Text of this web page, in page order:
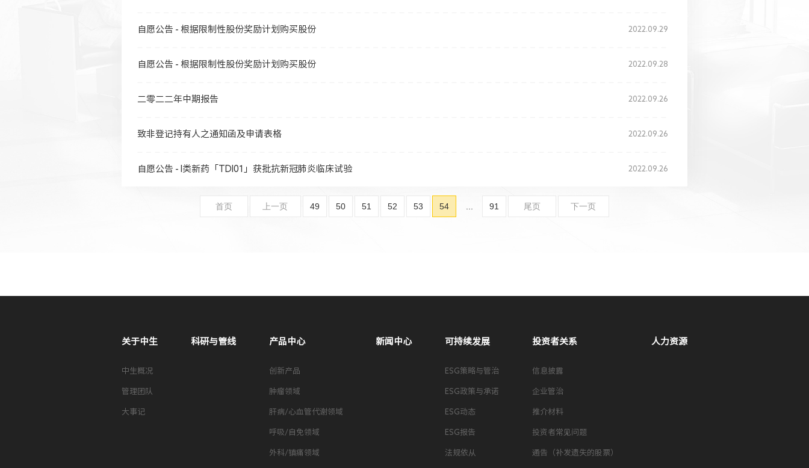
自愿公告 - 根据限制性股份奖励计划购买股份 2022.09.29
自愿公告 - 根据限制性股份奖励计划购买股份 2022.09.28
二零二二年中期报告 2022.09.26
致非登记持有人之通知函及申请表格 2022.09.26
自愿公告 - I类新药「TDI01」获批抗新冠肺炎临床试验 2022.09.26
首页 上一页 49 50 51 52 53 54 91 尾页 下一页
关于中生
中生概况
管理团队
大事记
科研与管线 产品中心
创新产品
肿瘤领域
肝病/心血管代谢领域
呼吸/自免领域
外科/镇痛领域
新闻中心 可持续发展
ESG策略与管治
ESG政策与承诺
ESG动态
ESG报告
法规依从
投资者关系
信息披露
企业管治
推介材料
投资者常见问题
通告（补发遗失的股票）
人力资源